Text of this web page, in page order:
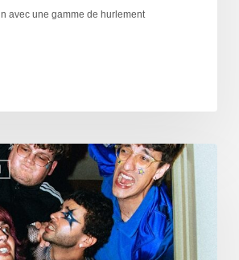
avec une gamme de hurlement